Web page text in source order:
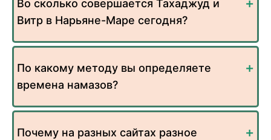
Во сколько совершается Тахаджуд и
Витр в Нарьяне-Маре сегодня?
По какому методу вы определяете
времена намазов?
Почему на разных сайтах разное